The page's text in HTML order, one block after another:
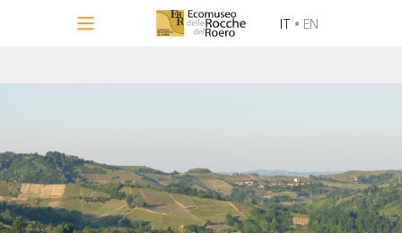
IT • EN